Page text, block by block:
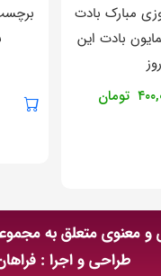
مبارک بادت
بادت اين
تومان
و معنوی متعلق به
طراحی و اجرا :